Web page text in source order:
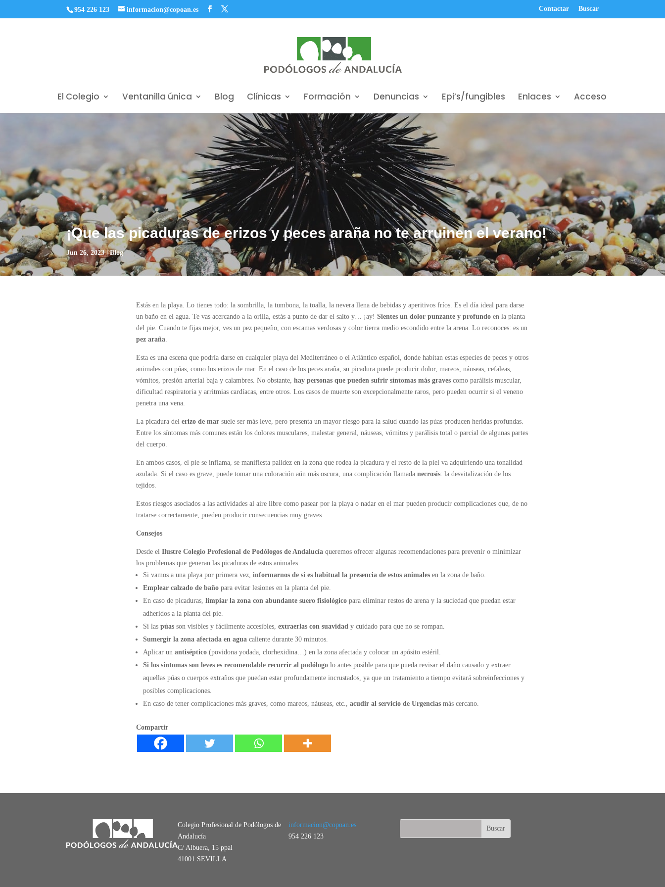
954 226 123 informacion@copoan.es Contactar Buscar
El Colegio Ventanilla única Blog Clínicas Formación Denuncias Epi’s/fungibles Enlaces Acceso
¡Que las picaduras de erizos y peces araña no te arruinen el verano!
Jun 26, 2023|Blog
Estás en la playa. Lo tienes todo: la sombrilla, la tumbona, la toalla, la nevera llena de bebidas y aperitivos fríos. Es el día ideal para darse
un baño en el agua. Te vas acercando a la orilla, estás a punto de dar el salto y… ¡ay! Sientes un dolor punzante y profundoen la planta
del pie. Cuando te fijas mejor, ves un pez pequeño, con escamas verdosas y color tierra medio escondido entre la arena. Lo reconoces: es un
pez araña
Esta es una escena que podría darse en cualquier playa del Mediterráneo o el Atlántico español, donde habitan estas especies de peces y otros
animales con púas, como los erizos de mar. En el caso de los peces araña, su picadura puede producir dolor, mareos, náuseas, cefaleas,
vómitos, presión arterial baja y calambres. No obstante, hay personas que pueden sufrir síntomas más gravescomo parálisis muscular,
dificultad respiratoria y arritmias cardíacas, entre otros. Los casos de muerte son excepcionalmente raros, pero pueden ocurrir si el veneno
penetra una vena.
La picadura del erizo de marsuele ser más leve, pero presenta un mayor riesgo para la salud cuando las púas producen heridas profundas.
Entre los síntomas más comunes están los dolores musculares, malestar general, náuseas, vómitos y parálisis total o parcial de algunas partes
del cuerpo.
En ambos casos, el pie se inflama, se manifiesta palidez en la zona que rodea la picadura y el resto de la piel va adquiriendo una tonalidad
azulada. Si el caso es grave, puede tomar una coloración aún más oscura, una complicación llamada necrosis: la desvitalización de los
tejidos.
Estos riesgos asociados a las actividades al aire libre como pasear por la playa o nadar en el mar pueden producir complicaciones que, de no
tratarse correctamente, pueden producir consecuencias muy graves.
Consejos
Desde el Ilustre Colegio Profesional de Podólogos de Andalucía queremos ofrecer algunas recomendaciones para prevenir o minimizar
los problemas que generan las picaduras de estos animales.
Si vamos a una playa por primera vez, informarnos de si es habitual la presencia de estos animalesen la zona de baño.
Emplear calzado de bañopara evitar lesiones en la planta del pie.
En caso de picaduras, limpiar la zona con abundante suero fisiológicopara eliminar restos de arena y la suciedad que puedan estar
adheridos a la planta del pie.
Si las púasson visibles y fácilmente accesibles, extraerlas con suavidad y cuidado para que no se rompan.
Sumergir la zona afectada en agua caliente durante 30 minutos.
Aplicar un antiséptico(povidona yodada, clorhexidina…) en la zona afectada y colocar un apósito estéril.
Si los síntomas son leves es recomendable recurrir al podólogolo antes posible para que pueda revisar el daño causado y extraer
aquellas púas o cuerpos extraños que puedan estar profundamente incrustados, ya que un tratamiento a tiempo evitará sobreinfecciones y
posibles complicaciones.
En caso de tener complicaciones más graves, como mareos, náuseas, etc.,
acudir al servicio de Urgenciasmás cercano.
Compartir
Colegio Profesional de Podólogos de
Andalucía
C/ Albuera, 15 ppal
41001 SEVILLA
informacion@copoan.es
954 226 123